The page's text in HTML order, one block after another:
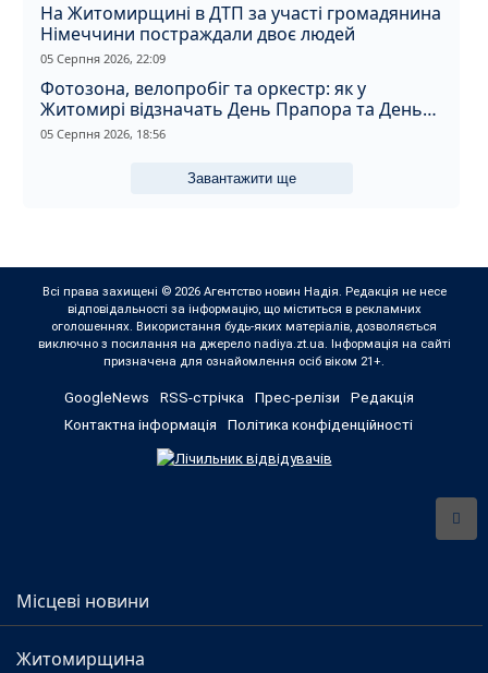
На Житомирщині в ДТП за участі громадянина
Німеччини постраждали двоє людей
05 Серпня 2026, 22:09
Фотозона, велопробіг та оркестр: як у
Житомирі відзначать День Прапора та День
Незалежності
05 Серпня 2026, 18:56
Завантажити ще
Всі права захищені © 2026 Агентство новин Надія. Редакція не несе
відповідальності за інформацію, що міститься в рекламних
оголошеннях. Використання будь-яких матеріалів, дозволяється
виключно з посилання на джерело nadiya.zt.ua. Інформація на сайті
призначена для ознайомлення осіб віком 21+.
GoogleNews RSS-стрічка Прес-релізи
Редакція
Контактна інформація
Політика конфіденційності
Місцеві новини
Житомирщина